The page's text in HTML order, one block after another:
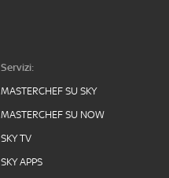
Servizi:
MASTERCHEF SU SKY
MASTERCHEF SU NOW
SKY TV
SKY APPS